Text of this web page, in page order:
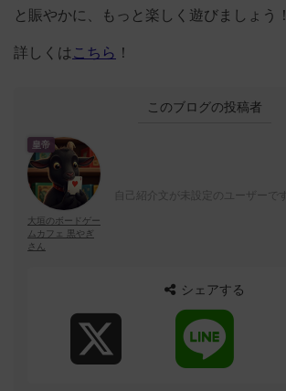
と賑やかに、もっと楽しく遊びましょう！
詳しくは こちら ！
このブログの投稿者
皇帝
大垣のボードゲー
ムカフェ 黒やぎ
さん
自己紹介文が未設定のユーザーです
シェアする